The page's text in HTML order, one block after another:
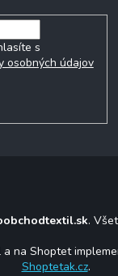
s
osobných údajov
.
na Shoptet
Shoptetak.cz.